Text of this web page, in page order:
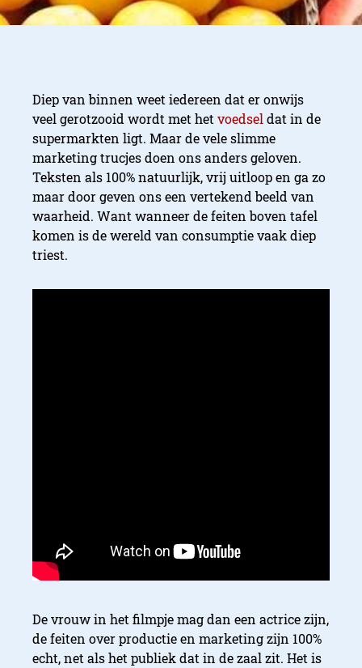
Diep van binnen weet iedereen dat er onwijs
veel gerotzooid wordt met hetvoedseldat in de
supermarkten ligt. Maar de vele slimme
marketing trucjes doen ons anders geloven.
Teksten als 100% natuurlijk, vrij uitloop en ga zo
maar door geven ons een vertekend beeld van
waarheid. Want wanneer de feiten boven tafel
komen is de wereld van consumptie vaak diep
triest.
De vrouw in het filmpje mag dan een actrice zijn,
de feiten over productie en marketing zijn 100%
echt, net als het publiek dat in de zaal zit. Het is